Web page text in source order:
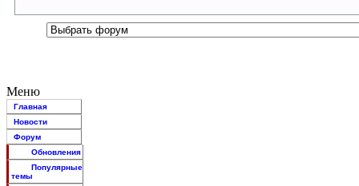
Меню
Главная
Новости
Форум
Обновления
Популярные
темы